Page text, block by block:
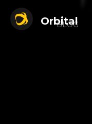
Orbital
BLOG